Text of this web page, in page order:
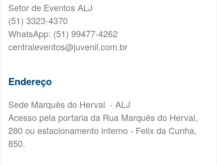
Setor de Eventos ALJ
(51) 3323-4370
WhatsApp: (51) 99477-4262
centraleventos@juvenil.com.br
Endereço
Sede Marquês do Herval - ALJ
Acesso pela portaria da Rua Marquês do Herval,
280 ou estacionamento interno - Felix da Cunha,
850.